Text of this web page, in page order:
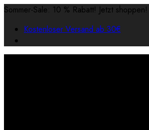
Sommer-Sale: 10 % Rabatt! Jetzt shoppen!
Kostenloser Versand ab 30€